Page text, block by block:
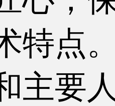
特点
主要